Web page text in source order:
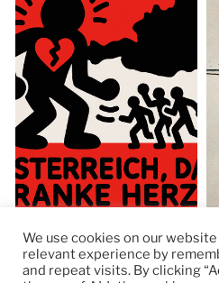
We use cookies on our
relevant experience by
and repeat visits. By clicking